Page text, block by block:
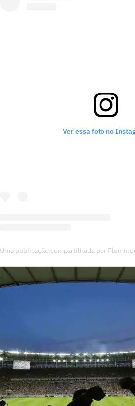
Ver essa foto no
Uma publicação compartilhada por